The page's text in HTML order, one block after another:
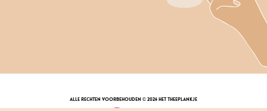
alle rechten voorbehouden © 2026 Het Theeplankje